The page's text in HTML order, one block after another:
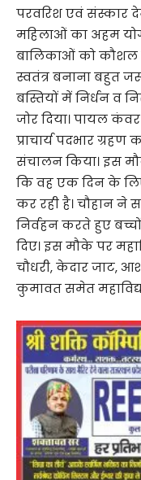
परवरिश एवं संस्कार
महिलाओं का अहम
बालिकाओं को कौशल
स्वतंत्र बनाना बहुत
बस्तियों में निर्धन व
जोर दिया। पायल
प्राचार्य पदभार
संचालन किया। इस
कि वह एक दिन के
कर रही है। चौहान ने
निर्वहन करते हुए
दिए। इस मौके पर
चौधरी, केदार जाट,
कुमावत समेत